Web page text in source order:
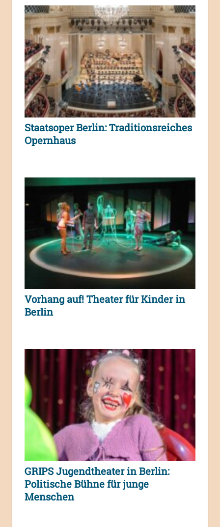
Staatsoper Berlin: Traditionsreiches
Opernhaus
Vorhang auf! Theater für Kinder in
Berlin
GRIPS Jugendtheater in Berlin:
Politische Bühne für junge
Menschen